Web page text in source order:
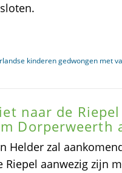
kinderen gedwongen met
naar de
Dorperweerth
Helder zal
aanwezig zijn